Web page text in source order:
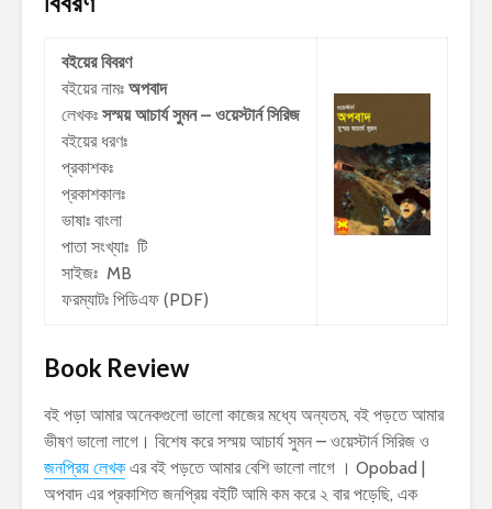
বইয়ের বিবরণ
বইয়ের নামঃ অপবাদ
লেখকঃ সস্ময় আচার্য সুমন – ওয়েস্টার্ন সিরিজ
বইয়ের ধরণঃ
প্রকাশকঃ
প্রকাশকালঃ
ভাষাঃ বাংলা
পাতা সংখ্যাঃ টি
সাইজঃ MB
ফরম্যাটঃ পিডিএফ (PDF)
Book Review
বই পড়া আমার অনেকগুলো ভালো কাজের মধ্যে অন্যতম, বই পড়তে আমার
ভীষণ ভালো লাগে। বিশেষ করে সস্ময় আচার্য সুমন – ওয়েস্টার্ন সিরিজ ও
জনপ্রিয় লেখক এর বই পড়তে আমার বেশি ভালো লাগে । Opobad |
অপবাদ এর প্রকাশিত জনপ্রিয় বইটি আমি কম করে ২ বার পড়েছি, এক